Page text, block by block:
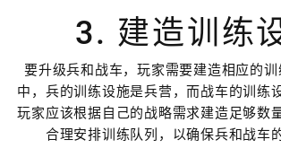
3. 建造训练
要升级兵和战车，玩家需要建造相应的
中，兵的训练设施是兵营，而战车的训练
玩家应该根据自己的战略需求建造足够数
合理安排训练队列，以确保兵和战车